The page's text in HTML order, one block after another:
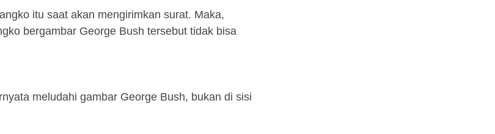
itu saat akan mengirimkan surat. Maka,
bergambar George Bush tersebut tidak bisa
meludahi gambar George Bush, bukan di sisi